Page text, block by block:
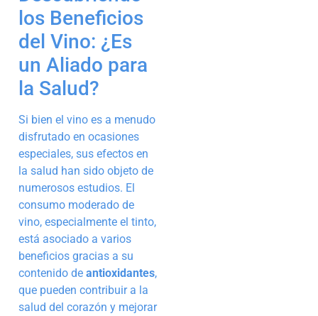
los Beneficios
del Vino: ¿Es
un Aliado para
la Salud?
Si bien el vino es a menudo
disfrutado en ocasiones
especiales, sus efectos en
la salud han sido objeto de
numerosos estudios. El
consumo moderado de
vino, especialmente el tinto,
está asociado a varios
beneficios gracias a su
contenido de antioxidantes,
que pueden contribuir a la
salud del corazón y mejorar